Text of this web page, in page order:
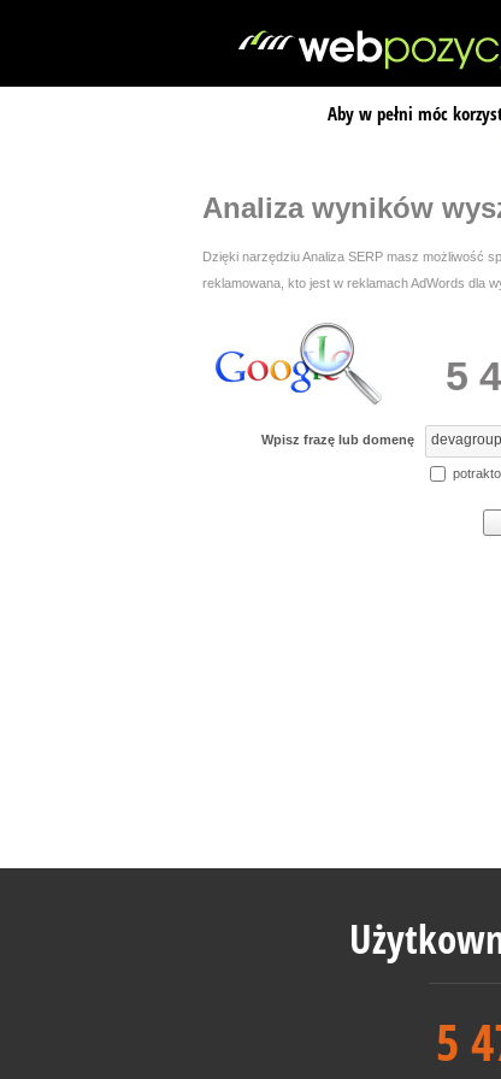
Aby w pełni móc
Analiza wyników
Dzięki narzędziu Analiza SERP masz możliwość
reklamowana, kto jest w reklamach AdWords dla
5
Wpisz frazę lub domenę
5